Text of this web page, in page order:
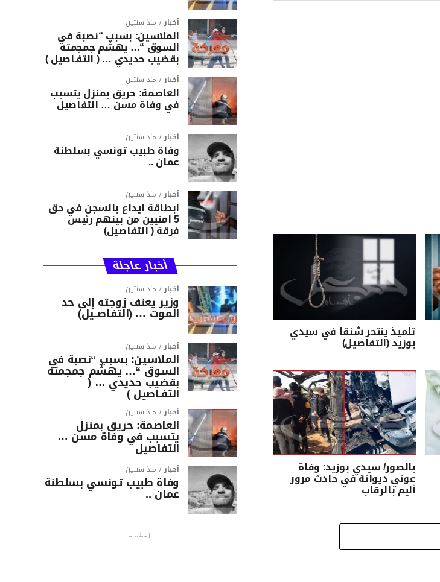
تلميذ ينتحر شنقا في سيدي
بوزيد (التفاصيل)
بالصور/ سيدي بوزيد: وفاة
عوني ديوانة في حادث مرور
أليم بالرقاب
أخبار منذ سنتين
الملاسين: بسبب “نصبة في
السوق “… يهشّم جمجمته
بقضيب حديدي … ( التفـاصيل )
أخبار منذ سنتين
العاصمة: حريق بمنزل يتسبب
في وفاة مسن … التفاصيل
أخبار منذ سنتين
وفاة طبيب تونسي بسلطنة
عمان ..
أخبار منذ سنتين
ابطاقة ايداع بالسجن في حق
5 امنيين من بينهم رئيس
فرقة ( التفاصيل)
أخبار عاجلة
أخبار منذ سنتين
وزير يعنف زوجته إلى حد
الموت … (التفاصــيل)
أخبار منذ سنتين
الملاسين: بسبب “نصبة في
السوق “… يهشّم جمجمته
بقضيب حديدي … (
التفـاصيل )
أخبار منذ سنتين
العاصمة: حريق بمنزل
يتسبب في وفاة مسن …
التفاصيل
أخبار منذ سنتين
وفاة طبيب تونسي بسلطنة
عمان ..
إعلانات